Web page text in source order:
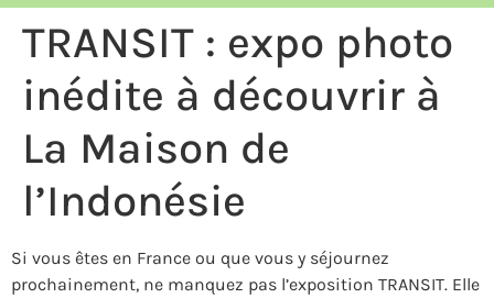
TRANSIT : expo photo
inédite à découvrir à
La Maison de
l’Indonésie
Si vous êtes en France ou que vous y séjournez
prochainement, ne manquez pas l’exposition TRANSIT. Elle